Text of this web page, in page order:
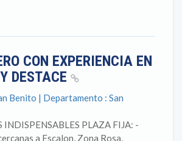
CON EXPERIENCIA EN
DESTACE
Benito | Departamento : San
INDISPENSABLES PLAZA FIJA: -
a Escalon, Zona Rosa,